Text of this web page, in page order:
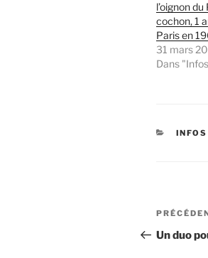
l’oignon
cochon, 1
Paris en
31 mars
Dans
de
Article
Un duo